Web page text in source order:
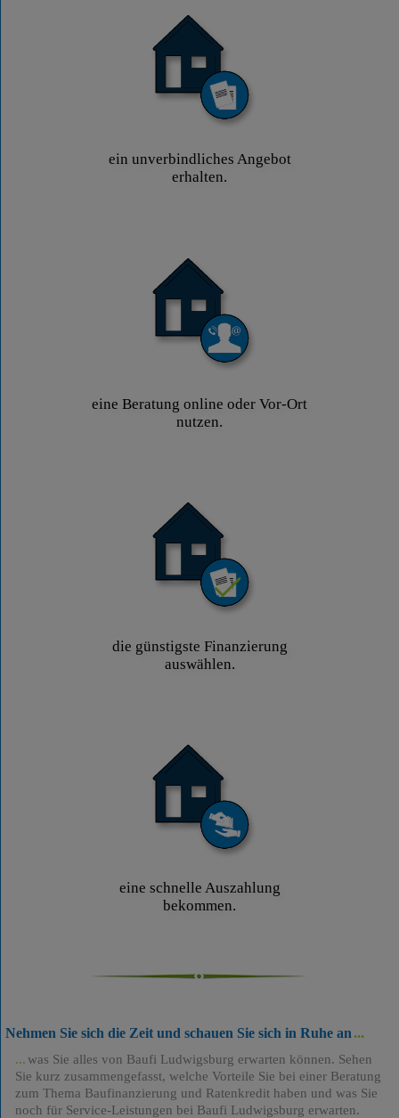
ein unverbindliches Angebot
erhalten.
eine Beratung online oder Vor-Ort
nutzen.
die günstigste Finanzierung
auswählen.
eine schnelle Auszahlung
bekommen.
Nehmen Sie sich die Zeit und schauen Sie sich in Ruhe an
was Sie alles von Baufi Ludwigsburg erwarten können. Sehen
Sie kurz zusammengefasst, welche Vorteile Sie bei einer Beratung
zum Thema Baufinanzierung und Ratenkredit haben und was Sie
noch für Service-Leistungen bei Baufi Ludwigsburg erwarten.